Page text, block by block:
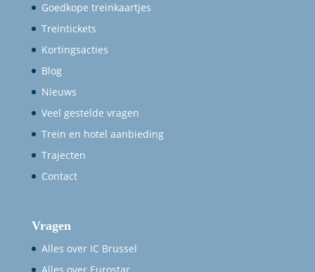
Goedkope treinkaartjes
Treintickets
Kortingsacties
Blog
Nieuws
Veel gestelde vragen
Trein en hotel aanbieding
Trajecten
Contact
Vragen
Alles over IC Brussel
Alles over Eurostar